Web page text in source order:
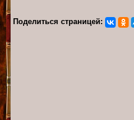
Поделиться страницей: